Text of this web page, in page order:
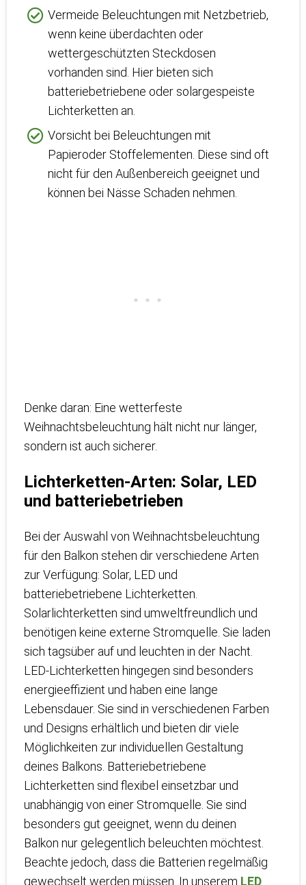
Vermeide Beleuchtungen mit Netzbetrieb,
wenn keine überdachten oder
wettergeschützten Steckdosen
vorhanden sind. Hier bieten sich
batteriebetriebene oder solargespeiste
Lichterketten an.
Vorsicht bei Beleuchtungen mit
Papieroder Stoffelementen. Diese sind oft
nicht für den Außenbereich geeignet und
können bei Nässe Schaden nehmen.
Denke daran: Eine wetterfeste
Weihnachtsbeleuchtung hält nicht nur länger,
sondern ist auch sicherer.
Lichterketten-Arten: Solar, LED
und batteriebetrieben
Bei der Auswahl von Weihnachtsbeleuchtung
für den Balkon stehen dir verschiedene Arten
zur Verfügung: Solar, LED und
batteriebetriebene Lichterketten.
Solarlichterketten sind umweltfreundlich und
benötigen keine externe Stromquelle. Sie laden
sich tagsüber auf und leuchten in der Nacht.
LED-Lichterketten hingegen sind besonders
energieeffizient und haben eine lange
Lebensdauer. Sie sind in verschiedenen Farben
und Designs erhältlich und bieten dir viele
Möglichkeiten zur individuellen Gestaltung
deines Balkons. Batteriebetriebene
Lichterketten sind flexibel einsetzbar und
unabhängig von einer Stromquelle. Sie sind
besonders gut geeignet, wenn du deinen
Balkon nur gelegentlich beleuchten möchtest.
Beachte jedoch, dass die Batterien regelmäßig
gewechselt werden müssen. In unserem LED